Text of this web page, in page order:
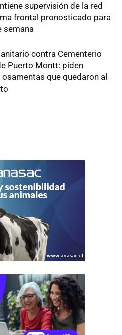
supervisión de la red
frontal pronosticado para
semana
contra Cementerio
Puerto Montt: piden
que quedaron al